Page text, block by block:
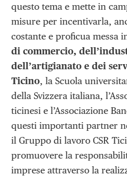
questo tema e mette in
misure per incentivarla,
costante e proficua messa
di commercio,
dell’artigianato e dei
Ticino, la Scuola
della Svizzera italiana,
ticinesi e l’Associazione
questi importanti partner
il Gruppo di lavoro CSR
promuovere la
imprese attraverso la